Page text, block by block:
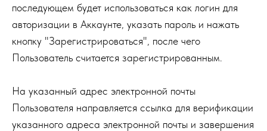
последующем будет использоваться как логин для
авторизации в Аккаунте, указать пароль и нажать
кнопку "Зарегистрироваться", после чего
Пользователь считается зарегистрированным.
На указанный адрес электронной почты
Пользователя направляется ссылка для верификации
указанного адреса электронной почты и завершения